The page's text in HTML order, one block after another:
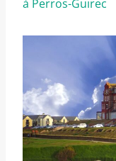
à Perros-Guirec